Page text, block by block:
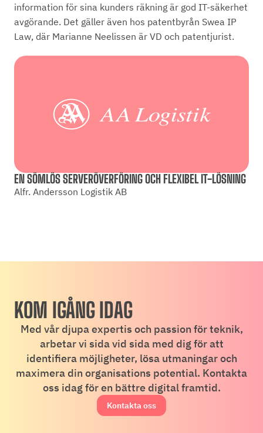
information för sina kunders räkning är god IT-säkerhet
avgörande. Det gäller även hos patentbyrån Swea IP
Law, där Marianne Neelissen är VD och patentjurist.
EN SÖMLÖS SERVERÖVERFÖRING OCH FLEXIBEL IT-LÖSNING
Alfr. Andersson Logistik AB
KOM IGÅNG IDAG
Med vår djupa expertis och passion för teknik,
arbetar vi sida vid sida med dig för att
identifiera möjligheter, lösa utmaningar och
maximera din organisations potential. Kontakta
oss idag för en bättre digital framtid.
Kontakta oss